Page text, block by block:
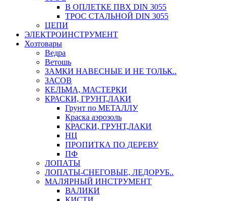
В ОПЛЕТКЕ ПВХ DIN 3055
ТРОС СТАЛЬНОЙ DIN 3055
ЦЕПИ
ЭЛЕКТРОИНСТРУМЕНТ
Хозтовары
Ведра
Ветошь
ЗАМКИ НАВЕСНЫЕ И НЕ ТОЛЬК..
ЗАСОВ
КЕЛЬМА, МАСТЕРКИ
КРАСКИ, ГРУНТ,ЛАКИ
Грунт по МЕТАЛЛУ
Краска аэрозоль
КРАСКИ, ГРУНТ,ЛАКИ
НЦ
ПРОПИТКА ПО ДЕРЕВУ
ПФ
ЛОПАТЫ
ЛОПАТЫ-СНЕГОВЫЕ, ЛЕДОРУБ..
МАЛЯРНЫЙ ИНСТРУМЕНТ
ВАЛИКИ